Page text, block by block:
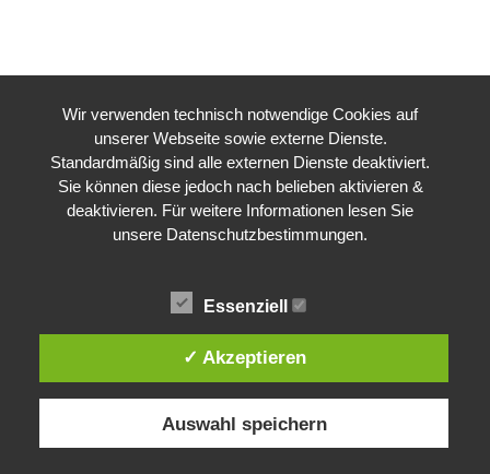
CSD Konstanz
Wir verwenden technisch notwendige Cookies auf
unserer Webseite sowie externe Dienste.
Standardmäßig sind alle externen Dienste deaktiviert.
Sie können diese jedoch nach belieben aktivieren &
deaktivieren. Für weitere Informationen lesen Sie
unsere Datenschutzbestimmungen.
Essenziell
✓ Akzeptieren
Auswahl speichern